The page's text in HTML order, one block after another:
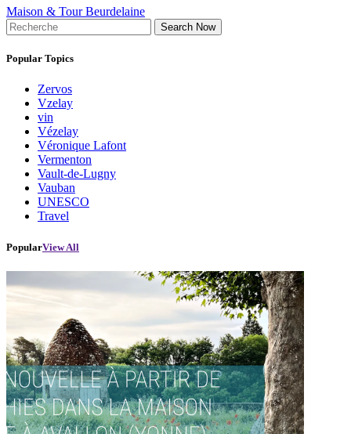
Maison & Tour Beurdelaine
Search Now
Popular Topics
Zervos
Vzelay
vin
Vézelay
Véronique Lafont
Vermenton
Vault-de-Lugny
Vauban
UNESCO
Travel
PopularView All